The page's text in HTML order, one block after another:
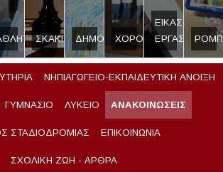
ΣΚΑΚΙ ΔΗΜΟΣΙΟΓΡΑΦΙΑ
ΧΟΡΟΣ
ΕΙΚΑΣΤΙΚΟ
ΕΡΓΑΣΤΗΡΙ
ΝΗΠΙΑΓΩΓΕΙΟ-ΕΚΠΑΙΔΕΥΤΙΚΗ ΑΝΟΙΞΗ
ΓΥΜΝΑΣΙΟ ΛΥΚΕΙΟ ΑΝΑΚΟΙΝΩΣΕΙΣ
ΣΤΑΔΙΟΔΡΟΜΙΑΣ ΕΠΙΚΟΙΝΩΝΙΑ
ΣΧΟΛΙΚΗ ΖΩΗ - ΑΡΘΡΑ